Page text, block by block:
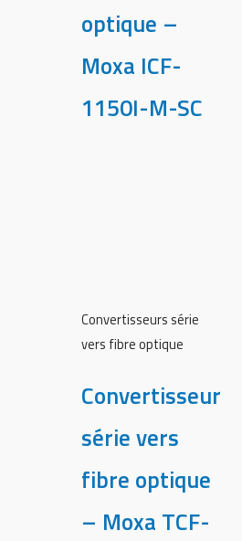
optique –
Moxa ICF-
1150I-M-SC
Convertisseurs série
vers fibre optique
Convertisseur
série vers
fibre optique
– Moxa TCF-